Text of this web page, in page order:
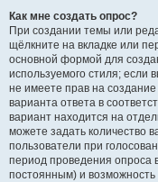
Как мне создать опрос?
При создании темы или
щёлкните на вкладке или
основной формой для
используемого стиля; если
не имеете прав на
варианта ответа в
вариант находится на
можете задать количество
пользователи при
период проведения опроса
постоянным) и возможность